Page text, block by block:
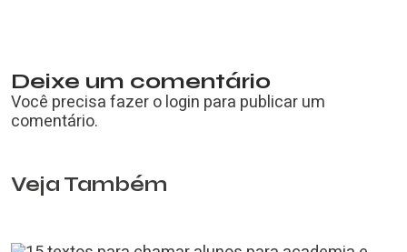
Deixe um comentário
Você precisa fazer ologin para publicar um
comentário.
Veja Também